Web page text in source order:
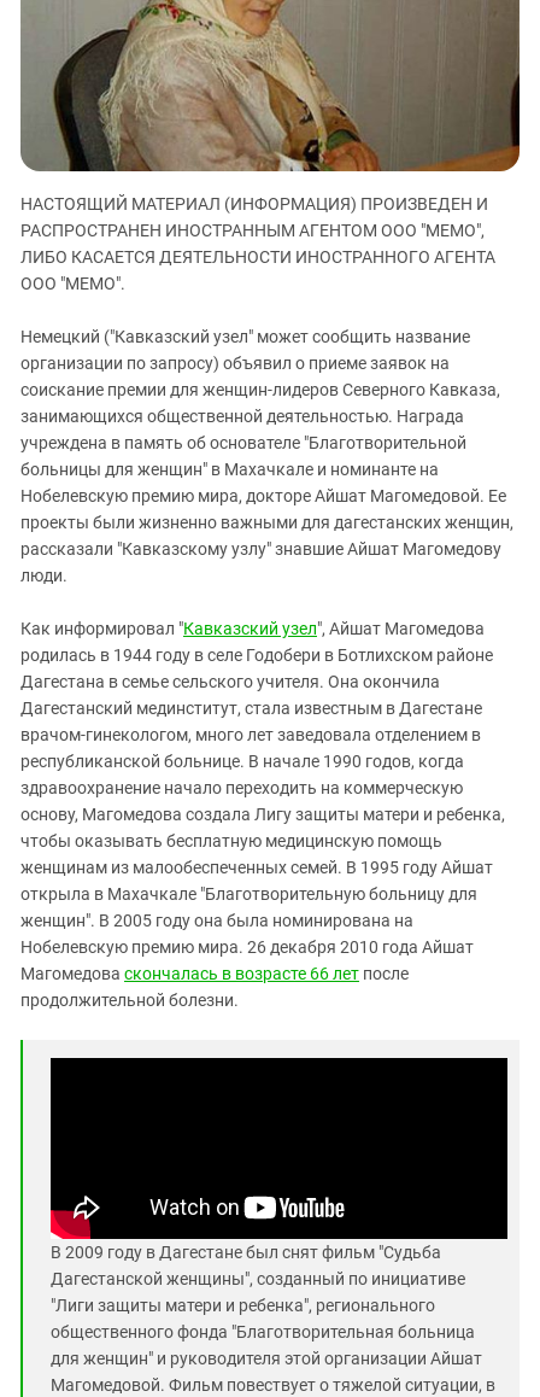
ЗАСТАВЛЯЕТ
КАВКАЗ ЗА ПАЛЕСТИНУ
ИНАКОМЫСЛИЕ В ЧЕЧНЕ
ПРЕСЛЕДОВАНИЕ АКТИВИСТОВ
МОБИЛИЗАЦИЯ И ПРОТЕСТЫ
Ингушетия
Кабардино-Балкария
Калмыкия
Карачаево-Черкесия
Краснодарский край
Российская Федерация
Северная Осетия - Алания
СКФО
Чечня
Южная Осетия
Южный Кавказ
ЮФО
НАСТОЯЩИЙ МАТЕРИАЛ (ИНФОРМАЦИЯ) ПРОИЗВЕДЕН И
РАСПРОСТРАНЕН ИНОСТРАННЫМ АГЕНТОМ ООО "МЕМО",
ЛИБО КАСАЕТСЯ ДЕЯТЕЛЬНОСТИ ИНОСТРАННОГО АГЕНТА
ООО "МЕМО".
Немецкий ("Кавказский узел" может сообщить название
организации по запросу) объявил о приеме заявок на
соискание премии для женщин-лидеров Северного Кавказа,
занимающихся общественной деятельностью. Награда
учреждена в память об основателе "Благотворительной
больницы для женщин" в Махачкале и номинанте на
Нобелевскую премию мира, докторе Айшат Магомедовой. Ее
проекты были жизненно важными для дагестанских женщин,
рассказали "Кавказскому узлу" знавшие Айшат Магомедову
люди.
Как информировал "Кавказский узел", Айшат Магомедова
родилась в 1944 году в селе Годобери в Ботлихском районе
Дагестана в семье сельского учителя. Она окончила
Дагестанский мединститут, стала известным в Дагестане
врачом-гинекологом, много лет заведовала отделением в
республиканской больнице. В начале 1990 годов, когда
здравоохранение начало переходить на коммерческую
основу, Магомедова создала Лигу защиты матери и ребенка,
чтобы оказывать бесплатную медицинскую помощь
женщинам из малообеспеченных семей. В 1995 году Айшат
открыла в Махачкале "Благотворительную больницу для
женщин". В 2005 году она была номинирована на
Нобелевскую премию мира. 26 декабря 2010 года Айшат
Магомедова скончалась в возрасте 66 лет после
продолжительной болезни.
В 2009 году в Дагестане был снят фильм "Судьба
Дагестанской женщины", созданный по инициативе
"Лиги защиты матери и ребенка", регионального
общественного фонда "Благотворительная больница
для женщин" и руководителя этой организации Айшат
Магомедовой. Фильм повествует о тяжелой ситуации, в